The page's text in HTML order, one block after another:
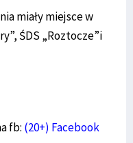
miały miejsce w
ŚDS „Roztocze”i
fb: (20+) Facebook